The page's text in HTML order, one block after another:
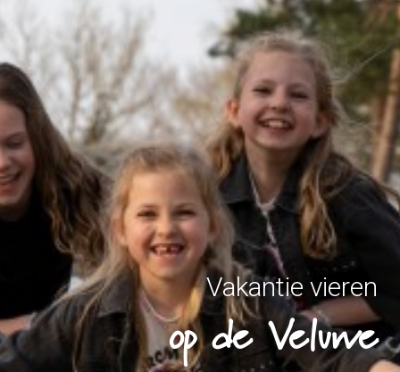
Vakantie vieren
op de Veluwe